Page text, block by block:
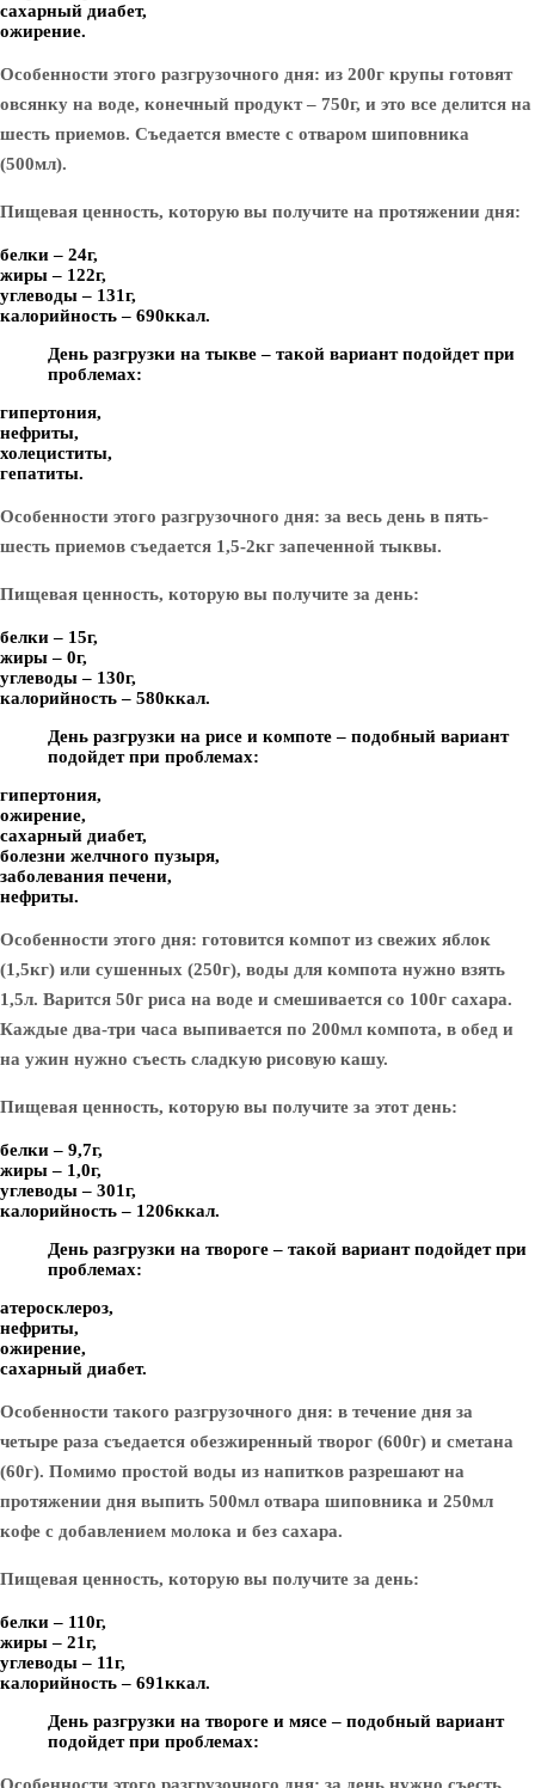
сахарный диабет,
ожирение.
Особенности этого разгрузочного дня: из 200г крупы готовят
овсянку на воде, конечный продукт – 750г, и это все делится на
шесть приемов. Съедается вместе с отваром шиповника
(500мл).
Пищевая ценность, которую вы получите на протяжении дня:
белки – 24г,
жиры – 122г,
углеводы – 131г,
калорийность – 690ккал.
День разгрузки на тыкве – такой вариант подойдет при
проблемах:
гипертония,
нефриты,
холециститы,
гепатиты.
Особенности этого разгрузочного дня: за весь день в пять-
шесть приемов съедается 1,5-2кг запеченной тыквы.
Пищевая ценность, которую вы получите за день:
белки – 15г,
жиры – 0г,
углеводы – 130г,
калорийность – 580ккал.
День разгрузки на рисе и компоте – подобный вариант
подойдет при проблемах:
гипертония,
ожирение,
сахарный диабет,
болезни желчного пузыря,
заболевания печени,
нефриты.
Особенности этого дня: готовится компот из свежих яблок
(1,5кг) или сушенных (250г), воды для компота нужно взять
1,5л. Варится 50г риса на воде и смешивается со 100г сахара.
Каждые два-три часа выпивается по 200мл компота, в обед и
на ужин нужно съесть сладкую рисовую кашу.
Пищевая ценность, которую вы получите за этот день:
белки – 9,7г,
жиры – 1,0г,
углеводы – 301г,
калорийность – 1206ккал.
День разгрузки на твороге – такой вариант подойдет при
проблемах:
атеросклероз,
нефриты,
ожирение,
сахарный диабет.
Особенности такого разгрузочного дня: в течение дня за
четыре раза съедается обезжиренный творог (600г) и сметана
(60г). Помимо простой воды из напитков разрешают на
протяжении дня выпить 500мл отвара шиповника и 250мл
кофе с добавлением молока и без сахара.
Пищевая ценность, которую вы получите за день:
белки – 110г,
жиры – 21г,
углеводы – 11г,
калорийность – 691ккал.
День разгрузки на твороге и мясе – подобный вариант
подойдет при проблемах: